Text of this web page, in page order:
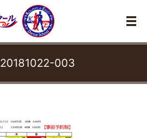
メ
20181022-003